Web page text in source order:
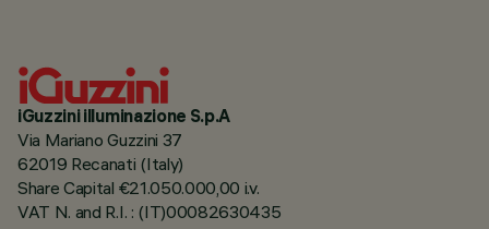
iGuzzini illuminazione S.p.A
Via Mariano Guzzini 37
62019 Recanati (Italy)
Share Capital €21.050.000,00 i.v.
VAT N. and R.I. : (IT)00082630435